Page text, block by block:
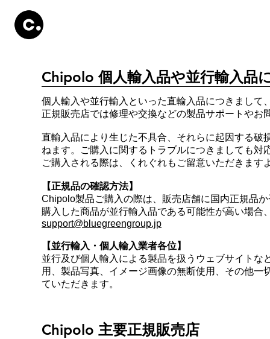
Chipolo 個人輸入品や並行輸入品
個人輸入や並行輸入といった直輸入品につきまし
正規販売店では修理や交換などの製品サポートやお
直輸入品により生じた不具合、それらに起因する
ねます。ご購入に関するトラブルにつきましても対
ご購入される際は、くれぐれもご留意いただきます
【正規品の確認方法】
Chipolo製品ご購入の際は、販売店舗に国内正規品
購入した商品が並行輸入品である可能性が高い場
support@bluegreengroup.jp
【並行輸入・個人輸入業者各位】
並行及び個人輸入による製品を扱うウェブサイト
用、製品写真、イメージ画像の無断使用、その他
ていただきます。
Chipolo 主要正規販売店